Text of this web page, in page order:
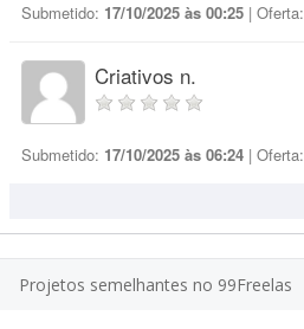
Submetido: 17/10/2025 às 00:25 | Oferta:
Criativos n.
Submetido: 17/10/2025 às 06:24 | Oferta:
Projetos semelhantes no 99Freelas